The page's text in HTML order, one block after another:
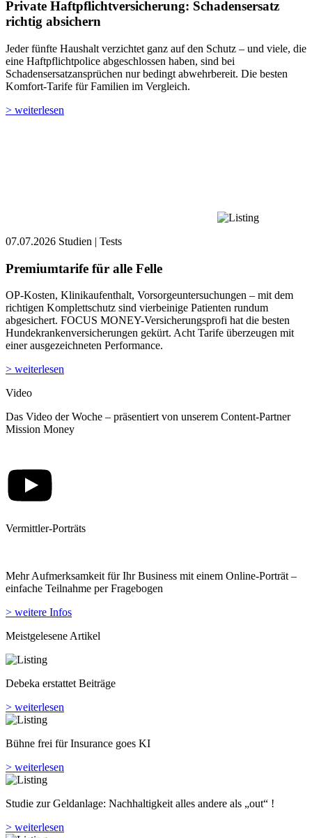
Private Haftpflicht­versicherung: Schadensersatz
richtig absichern
Jeder fünfte Haushalt verzichtet ganz auf den Schutz – und viele, die
eine Haftpflichtpolice abgeschlossen haben, sind bei
Schadensersatzansprüchen nur bedingt abwehrbereit. Die besten
Komfort-Tarife für Familien im Vergleich.
> weiterlesen
07.07.2026 Studien | Tests
Premiumtarife für alle Felle
OP-Kosten, Klinikaufenthalt, Vorsorgeuntersuchungen – mit dem
richtigen Komplettschutz sind vierbeinige Patienten rundum
abgesichert. FOCUS MONEY-Versicherungsprofi hat die besten
Hundekrankenversicherungen gekürt. Acht Tarife überzeugen mit
einer ausgezeichneten Performance.
> weiterlesen
Video
Das Video der Woche – präsentiert von unserem Content-Partner
Mission Money
Vermittler-Porträts
Mehr Aufmerksamkeit für Ihr Business mit einem Online-Porträt –
einfache Teilnahme per Fragebogen
> weitere Infos
Meistgelesene Artikel
Debeka erstattet Beiträge
> weiterlesen
Bühne frei für Insurance goes KI
> weiterlesen
Studie zur Geldanlage: Nachhaltigkeit alles andere als „out“ !
> weiterlesen